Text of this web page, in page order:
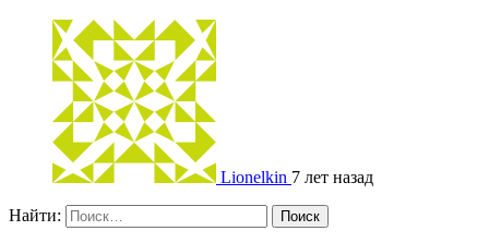
Lionelkin 7 лет назад
Найти: